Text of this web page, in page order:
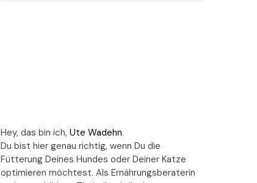
Hey, das bin ich, Ute Wadehn.
Du bist hier genau richtig, wenn Du die
Fütterung Deines Hundes oder Deiner Katze
optimieren möchtest. Als Ernährungsberaterin